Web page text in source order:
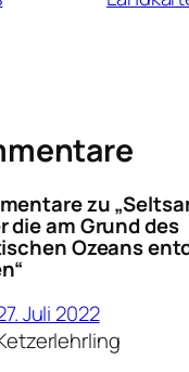
zu
die am Grund des
Ozeans
Juli 2022